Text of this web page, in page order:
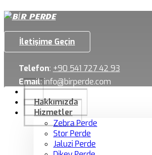
İletişime Geçin
Telefon: +90 541 727 42 93
Email:info@birperde.com
Hakkımızda
Hizmetler
Zebra Perde
Stor Perde
Jaluzi Perde